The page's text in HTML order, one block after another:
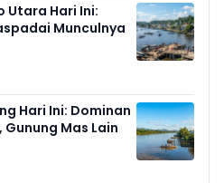
Utara Hari Ini:
Munculnya
Hari Ini: Dominan
Mas Lain